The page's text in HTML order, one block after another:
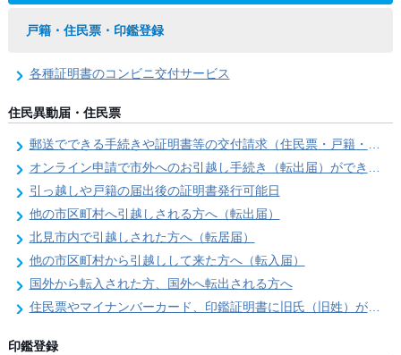
戸籍・住民票・印鑑登録
各種証明書のコンビニ交付サービス
住民異動届・住民票
郵送でできる手続きや証明書等の交付請求（住民票・戸籍・国民年金関係）
オンライン申請で市外へのお引越し手続き（転出届）ができます
引っ越しや戸籍の届出後の証明書発行可能日
他の市区町村へ引越しされる方へ（転出届）
北見市内で引越しされた方へ（転居届）
他の市区町村から引越しして来た方へ（転入届）
国外から転入された方、国外へ転出される方へ
住民票やマイナンバーカード、印鑑証明書に旧氏（旧姓）が併記できるようになりました！
印鑑登録